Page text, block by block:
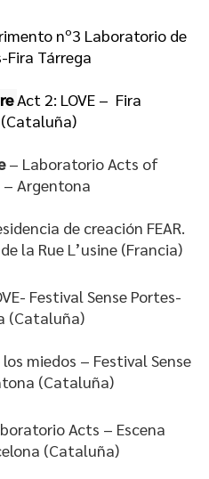
nº3 Laboratorio de
Fira Tárrega
Act 2: LOVE – Fira
– Laboratorio Acts of
Argentona
de creación FEAR.
la Rue L’usine (Francia)
Festival Sense Portes-
(Cataluña)
miedos – Festival Sense
(Cataluña)
Acts – Escena
(Cataluña)